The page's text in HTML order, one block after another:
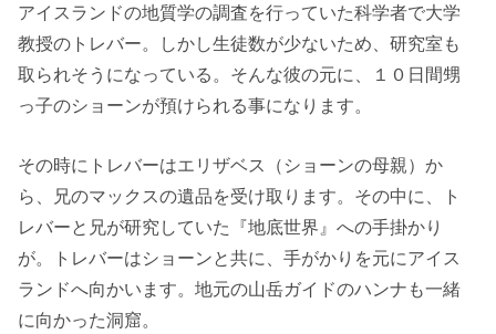
アイスランドの地質学の調査を行っていた科学者で大学
教授のトレバー。しかし生徒数が少ないため、研究室も
取られそうになっている。そんな彼の元に、１０日間甥
っ子のショーンが預けられる事になります。
その時にトレバーはエリザベス（ショーンの母親）か
ら、兄のマックスの遺品を受け取ります。その中に、ト
レバーと兄が研究していた『地底世界』への手掛かり
が。トレバーはショーンと共に、手がかりを元にアイス
ランドへ向かいます。地元の山岳ガイドのハンナも一緒
に向かった洞窟。